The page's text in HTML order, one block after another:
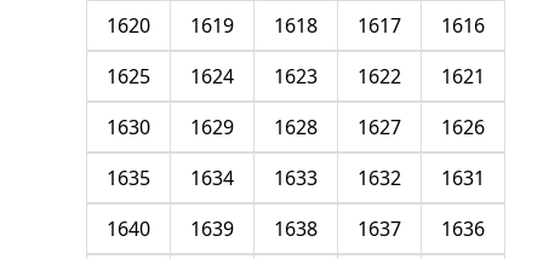
1616
1617
1618
1619
1620
1621
1622
1623
1624
1625
1626
1627
1628
1629
1630
1631
1632
1633
1634
1635
1636
1637
1638
1639
1640